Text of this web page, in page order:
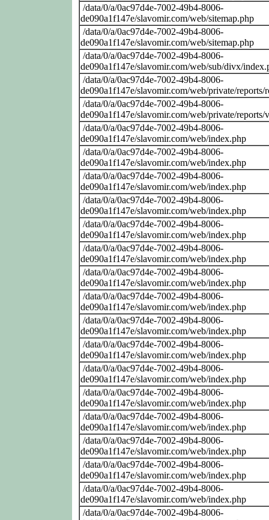
/data/0/a/0ac97d4e-7002-49b4-8006-
de090a1f147e/slavomir.com/web/sitemap.php
/data/0/a/0ac97d4e-7002-49b4-8006-
de090a1f147e/slavomir.com/web/sitemap.php
/data/0/a/0ac97d4e-7002-49b4-8006-
de090a1f147e/slavomir.com/web/sub/divx/
/data/0/a/0ac97d4e-7002-49b4-8006-
de090a1f147e/slavomir.com/web/private/reports/
/data/0/a/0ac97d4e-7002-49b4-8006-
de090a1f147e/slavomir.com/web/private/
/data/0/a/0ac97d4e-7002-49b4-8006-
de090a1f147e/slavomir.com/web/index.php
/data/0/a/0ac97d4e-7002-49b4-8006-
de090a1f147e/slavomir.com/web/index.php
/data/0/a/0ac97d4e-7002-49b4-8006-
de090a1f147e/slavomir.com/web/index.php
/data/0/a/0ac97d4e-7002-49b4-8006-
de090a1f147e/slavomir.com/web/index.php
/data/0/a/0ac97d4e-7002-49b4-8006-
de090a1f147e/slavomir.com/web/index.php
/data/0/a/0ac97d4e-7002-49b4-8006-
de090a1f147e/slavomir.com/web/index.php
/data/0/a/0ac97d4e-7002-49b4-8006-
de090a1f147e/slavomir.com/web/index.php
/data/0/a/0ac97d4e-7002-49b4-8006-
de090a1f147e/slavomir.com/web/index.php
/data/0/a/0ac97d4e-7002-49b4-8006-
de090a1f147e/slavomir.com/web/index.php
/data/0/a/0ac97d4e-7002-49b4-8006-
de090a1f147e/slavomir.com/web/index.php
/data/0/a/0ac97d4e-7002-49b4-8006-
de090a1f147e/slavomir.com/web/index.php
/data/0/a/0ac97d4e-7002-49b4-8006-
de090a1f147e/slavomir.com/web/index.php
/data/0/a/0ac97d4e-7002-49b4-8006-
de090a1f147e/slavomir.com/web/index.php
/data/0/a/0ac97d4e-7002-49b4-8006-
de090a1f147e/slavomir.com/web/index.php
/data/0/a/0ac97d4e-7002-49b4-8006-
de090a1f147e/slavomir.com/web/index.php
/data/0/a/0ac97d4e-7002-49b4-8006-
de090a1f147e/slavomir.com/web/index.php
/data/0/a/0ac97d4e-7002-49b4-8006-